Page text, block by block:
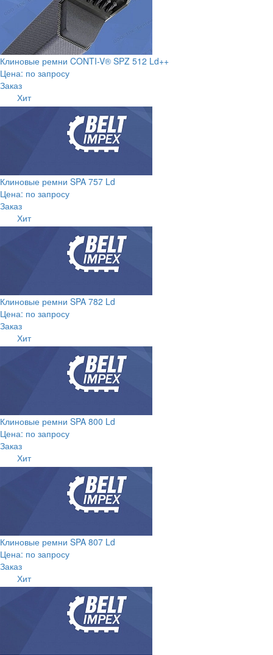
Клиновые ремни CONTI-V® SPZ 512 Ld++
Цена: по запросу
Заказ
Хит
Клиновые ремни SPA 757 Ld
Цена: по запросу
Заказ
Хит
Клиновые ремни SPA 782 Ld
Цена: по запросу
Заказ
Хит
Клиновые ремни SPA 800 Ld
Цена: по запросу
Заказ
Хит
Клиновые ремни SPA 807 Ld
Цена: по запросу
Заказ
Хит